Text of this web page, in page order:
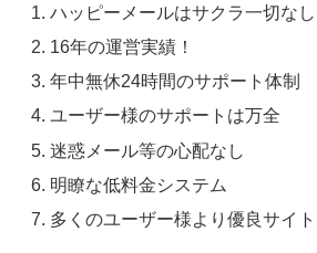
ハッピーメールはサクラ一切な
16年の運営実績！
年中無休24時間のサポート体制
ユーザー様のサポートは万全
迷惑メール等の心配なし
明瞭な低料金システム
多くのユーザー様より優良サイ